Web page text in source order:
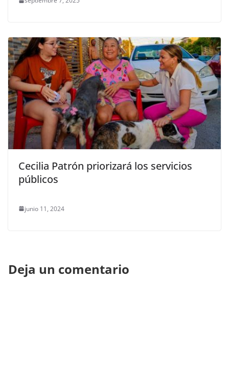
Cecilia Patrón priorizará los servicios
públicos
junio 11, 2024
Deja un comentario